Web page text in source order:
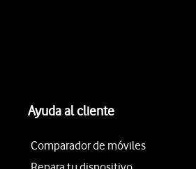
Ayuda al cliente
Comparador de móviles